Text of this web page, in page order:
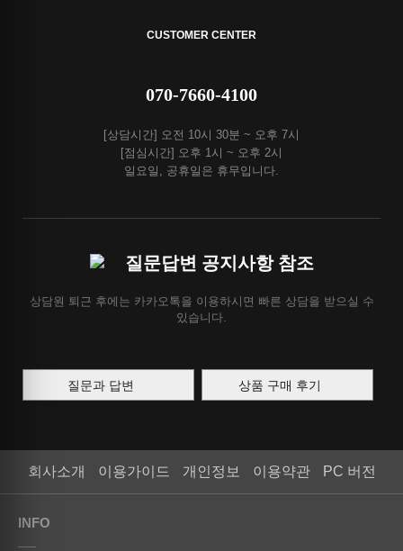
CUSTOMER CENTER
070-7660-4100
[상담시간] 오전 10시 30분 ~ 오후 7시
[점심시간] 오후 1시 ~ 오후 2시
일요일, 공휴일은 휴무입니다.
질문답변 공지사항 참조
상담원 퇴근 후에는 카카오톡을 이용하시면 빠른 상담을 받으실 수
있습니다.
질문과 답변 상품 구매 후기
회사소개 이용가이드 개인정보 이용약관 PC 버전
INFO